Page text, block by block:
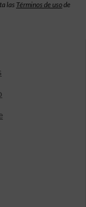
las Términos de usode